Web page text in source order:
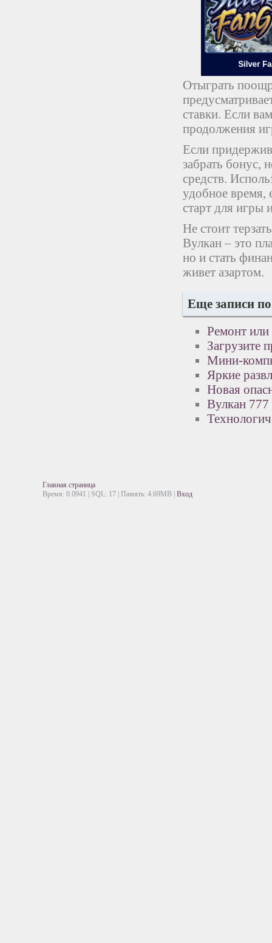
Отыграть
ставки. Если
продолжения
Если
забрать бонус,
средств.
удобное время,
старт для игры
Не стоит
Вулкан – это
но и стать
живет азартом.
Еще записи
Ремонт или
Загрузите
Мини-
Яркие
Новая
Вулкан 777
Главная страница
Время: 0.0941 | SQL: 17 | Память: 4.69MB Вход